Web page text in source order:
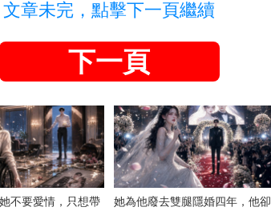
文章未完，點擊下一頁繼續
下一頁
不要愛情，只想帶
她為他廢去雙腿隱婚四年，他卻